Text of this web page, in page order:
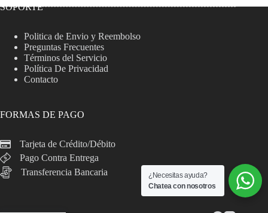
SOPORTE
Politica de Envio y Reembolso
Preguntas Frecuentes
Términos del Servicio
Política De Privacidad
Contacto
FORMAS DE PAGO
Tarjeta de Crédito/Débito
Pago Contra Entrega
Transferencia Bancaria
¿Necesitas ayuda?
Chatea con nosotros